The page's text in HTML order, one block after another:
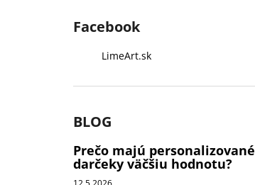
Facebook
LimeArt.sk
BLOG
Prečo majú personalizované
darčeky väčšiu hodnotu?